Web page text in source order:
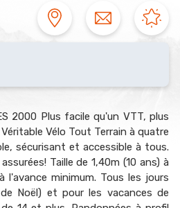
2000 Plus facile qu'un VTT, plus
Vélo Tout Terrain à quatre
sécurisant et accessible à tous.
Taille de 1,40m (10 ans) à
l'avance minimum. Tous les jours
Noël) et pour les vacances de